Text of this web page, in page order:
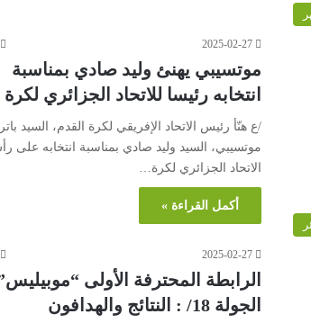
2025-02-27
موتسيبي يهنئ وليد صادي بمناسبة
انتخابه رئيسا للاتحاد الجزائري
/ع هنّأ رئيس الاتحاد الإفريقي لكرة القدم، السيد
موتسيبي، السيد وليد صادي بمناسبة انتخابه على
الاتحاد الجزائري لكرة…
أكمل القراءة »
2025-02-27
الرابطة المحترفة الأولى
الجولة 18/ : النتائج والهدافون